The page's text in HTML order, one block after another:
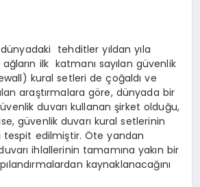
tehditler yıldan yıla
ilk katmanı sayılan güvenlik
kural setleri de çoğaldı ve
araştırmalara göre, dünyada bir
duvarı kullanan şirket olduğu,
güvenlik duvarı kural setlerinin
tespit edilmiştir. Öte yandan
ihlallerinin tamamına yakın bir
kaynaklanacağını